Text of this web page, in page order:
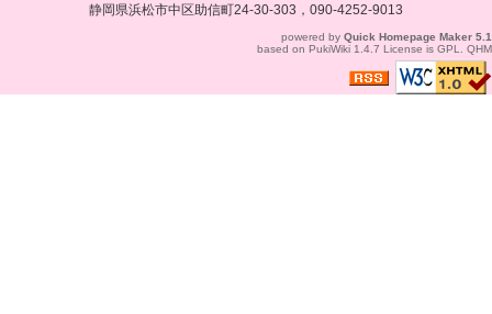
静岡県浜松市中区助信町24-30-303，090-4252-9013
powered by Quick Homepage Maker 5.1
based on PukiWiki 1.4.7 License is GPL QHM